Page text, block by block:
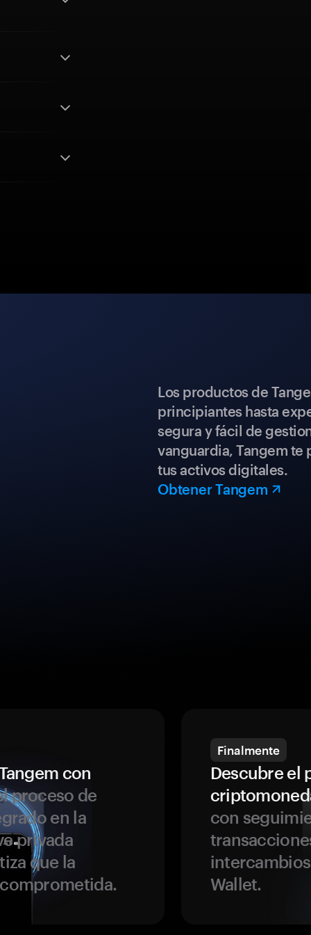
Los productos de
principiantes hasta
segura y fácil de
vanguardia, Tangem
tus activos digitales.
Obtener Tangem
con
proceso de
en la
privada
que la
Finalmente
Descubre el
con
Wallet.